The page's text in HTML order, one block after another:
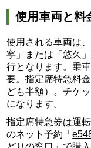
使用車両と料
使用される車両は
寧」または「悠久
行となります。乗
要。指定席特急料
ども半額）。チケ
になります。
指定席特急券は運
のネット予約「